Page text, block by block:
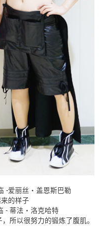
-爱丽丝・盖恩斯巴勒
的样子
- 蒂法・洛克哈特
所以很努力的锻炼了腹肌。